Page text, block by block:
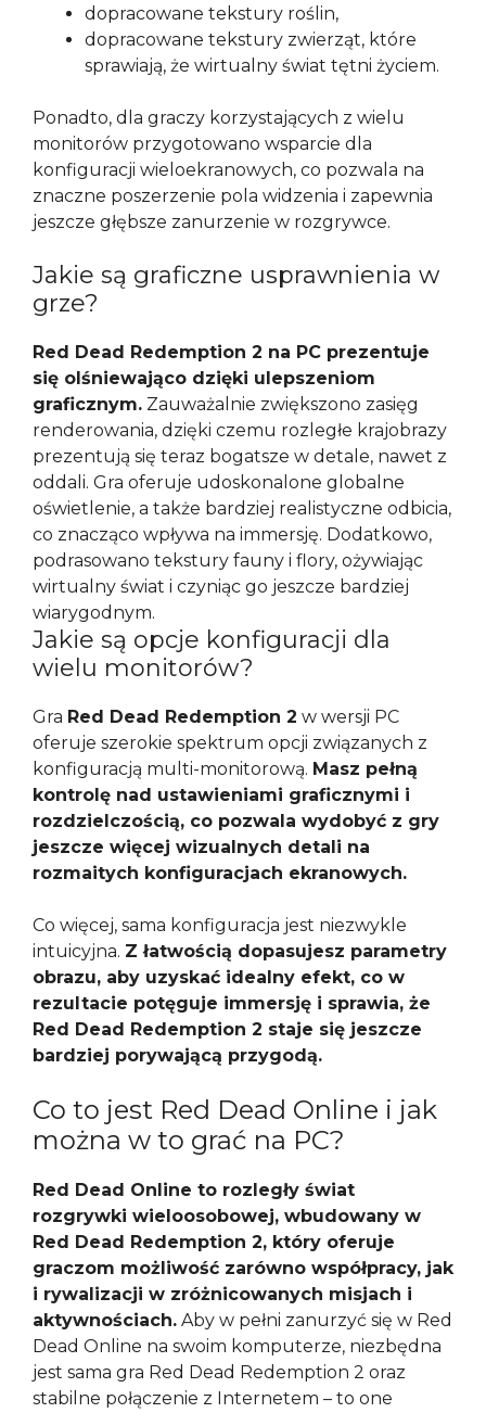
dopracowane tekstury roślin,
dopracowane tekstury zwierząt, które
sprawiają, że wirtualny świat tętni życiem.
Ponadto, dla graczy korzystających z wielu
monitorów przygotowano wsparcie dla
konfiguracji wieloekranowych, co pozwala na
znaczne poszerzenie pola widzenia i zapewnia
jeszcze głębsze zanurzenie w rozgrywce.
Jakie są graficzne usprawnienia w
grze?
Red Dead Redemption 2 na PC prezentuje
się olśniewająco dzięki ulepszeniom
graficznym. Zauważalnie zwiększono zasięg
renderowania, dzięki czemu rozległe krajobrazy
prezentują się teraz bogatsze w detale, nawet z
oddali. Gra oferuje udoskonalone globalne
oświetlenie, a także bardziej realistyczne odbicia,
co znacząco wpływa na immersję. Dodatkowo,
podrasowano tekstury fauny i flory, ożywiając
wirtualny świat i czyniąc go jeszcze bardziej
wiarygodnym.
Jakie są opcje konfiguracji dla
wielu monitorów?
Gra Red Dead Redemption 2 w wersji PC
oferuje szerokie spektrum opcji związanych z
konfiguracją multi-monitorową. Masz pełną
kontrolę nad ustawieniami graficznymi i
rozdzielczością, co pozwala wydobyć z gry
jeszcze więcej wizualnych detali na
rozmaitych konfiguracjach ekranowych.
Co więcej, sama konfiguracja jest niezwykle
intuicyjna. Z łatwością dopasujesz parametry
obrazu, aby uzyskać idealny efekt, co w
rezultacie potęguje immersję i sprawia, że
Red Dead Redemption 2 staje się jeszcze
bardziej porywającą przygodą.
Co to jest Red Dead Online i jak
można w to grać na PC?
Red Dead Online to rozległy świat
rozgrywki wieloosobowej, wbudowany w
Red Dead Redemption 2, który oferuje
graczom możliwość zarówno współpracy, jak
i rywalizacji w zróżnicowanych misjach i
aktywnościach. Aby w pełni zanurzyć się w Red
Dead Online na swoim komputerze, niezbędna
jest sama gra Red Dead Redemption 2 oraz
stabilne połączenie z Internetem – to one